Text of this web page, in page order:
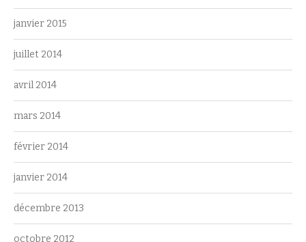
janvier 2015
juillet 2014
avril 2014
mars 2014
février 2014
janvier 2014
décembre 2013
octobre 2012